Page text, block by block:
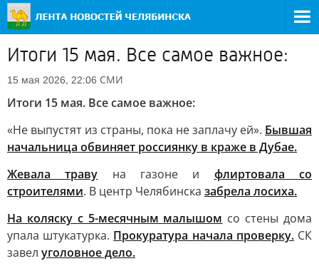
Итоги 15 мая. Все самое важное:
15 мая 2026, 22:06 СМИ
Итоги 15 мая. Все самое важное:
«Не выпустят из страны, пока не заплачу ей». Бывшая
начальница обвиняет россиянку в краже в Дубае.
Жевала траву на газоне и флиртовала со
строителями. В центр Челябинска забрела лосиха.
На коляску с 5-месячным малышом со стены дома
упала штукатурка. Прокуратура начала проверку.СК
завел уголовное дело.